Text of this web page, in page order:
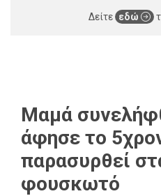
Δείτε εδώ
Μαμά
άφησε το
παρασυρθεί
φουσκωτό